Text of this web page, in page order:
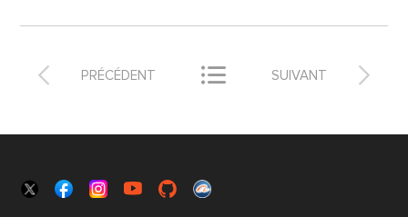
 PRÉCÉDENT  
SUIVANT